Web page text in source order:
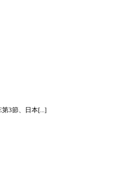
3節、日本[...]